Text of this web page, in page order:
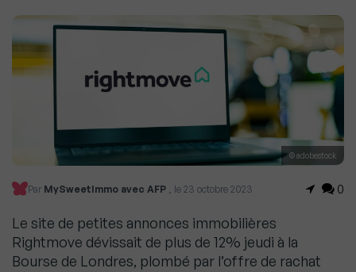
© adobestock
Par MySweetImmo avec AFP , le 23 octobre 2023 0
Le site de petites annonces immobilières
Rightmove dévissait de plus de 12% jeudi à la
Bourse de Londres, plombé par l’offre de rachat